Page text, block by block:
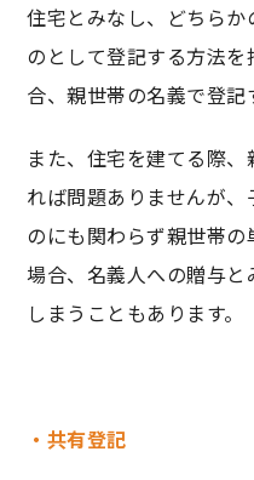
住宅とみなし、どちら
のとして登記する方法
合、親世帯の名義で登記
また、住宅を建てる際
れば問題ありませんが
のにも関わらず親世帯
場合、名義人への贈与
しまうこともあります。
・共有登記